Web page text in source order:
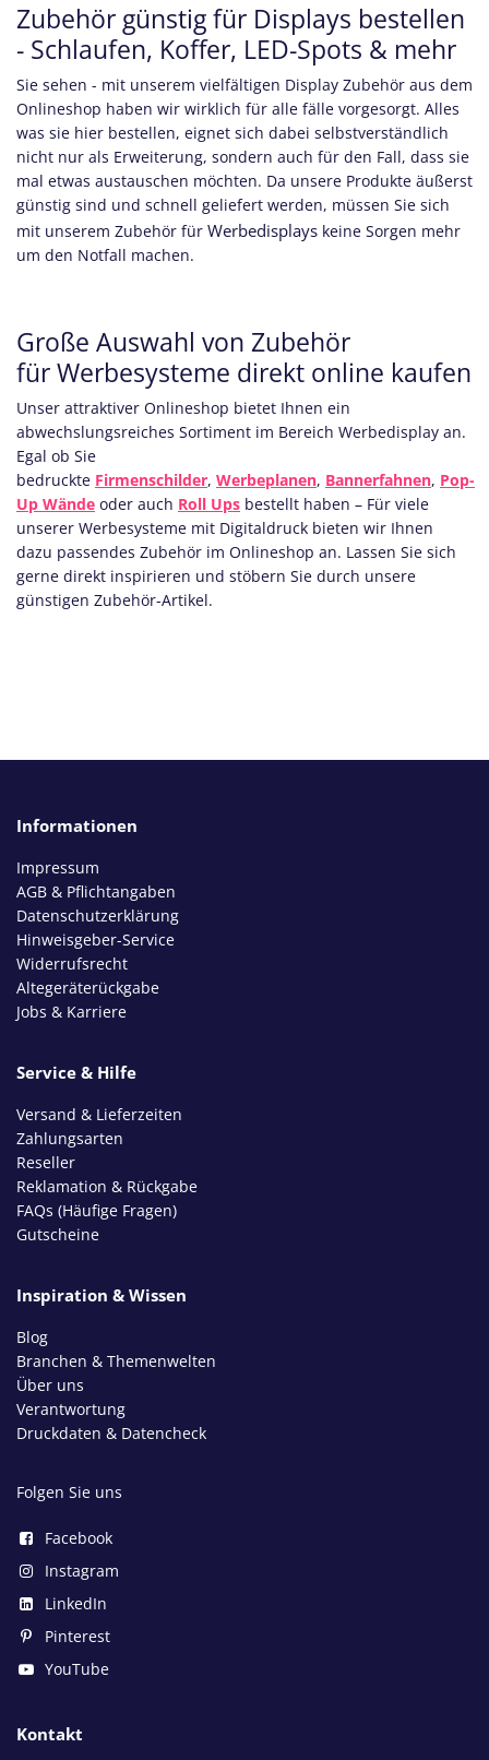
Zubehör günstig für Displays bestellen
- Schlaufen, Koffer, LED-Spots & mehr
Sie sehen - mit unserem vielfältigen Display Zubehör aus dem
Onlineshop haben wir wirklich für alle fälle vorgesorgt. Alles
was sie hier bestellen, eignet sich dabei selbstverständlich
nicht nur als Erweiterung, sondern auch für den Fall, dass sie
mal etwas austauschen möchten. Da unsere Produkte äußerst
günstig sind und schnell geliefert werden, müssen Sie sich
mit unserem Zubehör für Werbedisplays keine Sorgen mehr
um den Notfall machen.
Große Auswahl von Zubehör
für Werbesysteme direkt online kaufen
Unser attraktiver Onlineshop bietet Ihnen ein
abwechslungsreiches Sortiment im Bereich Werbedisplay an.
Egal ob Sie
bedruckte Firmenschilder, Werbeplanen, Bannerfahnen, Pop-
Up Wände oder auch Roll Ups bestellt haben – Für viele
unserer Werbesysteme mit Digitaldruck bieten wir Ihnen
dazu passendes Zubehör im Onlineshop an. Lassen Sie sich
gerne direkt inspirieren und stöbern Sie durch unsere
günstigen Zubehör-Artikel.
Informationen
Impressum
AGB & Pflichtangaben
Datenschutzerklärung
Hinweisgeber-Service
Widerrufsrecht
Altegeräterückgabe
Jobs & Karriere
Service & Hilfe
Versand & Lieferzeiten
Zahlungsarten
Reseller
Reklamation & Rückgabe
FAQs (Häufige Fragen)
Gutscheine
Inspiration & Wissen
Blog
Branchen & Themenwelten
Über uns
Verantwortung
Druckdaten & Datencheck
Folgen Sie uns
Facebook
Instagram
LinkedIn
Pinterest
YouTube
Kontakt